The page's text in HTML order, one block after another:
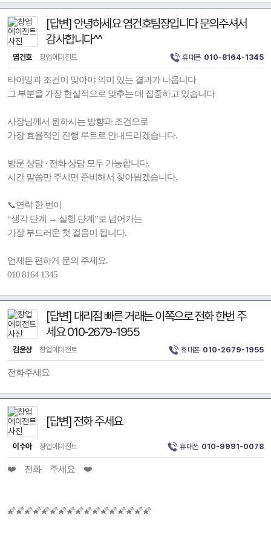
[답변] 안녕하세요 염건호팀장입니다 문의주셔서
감사합니다^^
염건호 창업에이전트 휴대폰 010-8164-1345
타이밍과 조건이 맞아야 의미 있는 결과가 나옵니다
그 부분을 가장 현실적으로 맞추는 데 집중하고 있습니다
사장님께서 원하시는 방향과 조건으로
가장 효율적인 진행 루트로 안내드리겠습니다.
방문 상담 · 전화 상담 모두 가능합니다.
시간 말씀만 주시면 준비해서 찾아뵙겠습니다.
📞연락 한 번이
“생각 단계 → 실행 단계”로 넘어가는
가장 부드러운 첫 걸음이 됩니다.
언제든 편하게 문의 주세요.
010 8164 1345
[답변] 대리점 빠른 거래는 이쪽으로 전화 한번 주
세요 010-2679-1955
김윤상 창업에이전트 휴대폰 010-2679-1955
전화주세요
[답변] 전화 주세요
이수아 창업에이전트 휴대폰 010-9991-0078
❤️ 전화 주세요 ❤️
🌠🌠🌠🌠🌠🌠🌠🌠🌠🌠🌠🌠🌠🌠🌠🌠🌠